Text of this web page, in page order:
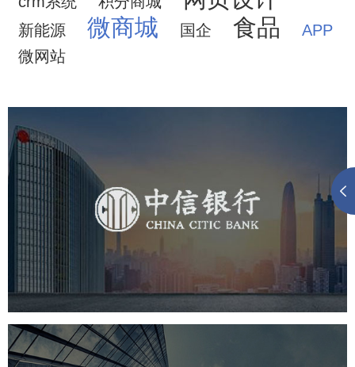
新能源 微商城 国企 食品
APP
微网站
金融保险 银行